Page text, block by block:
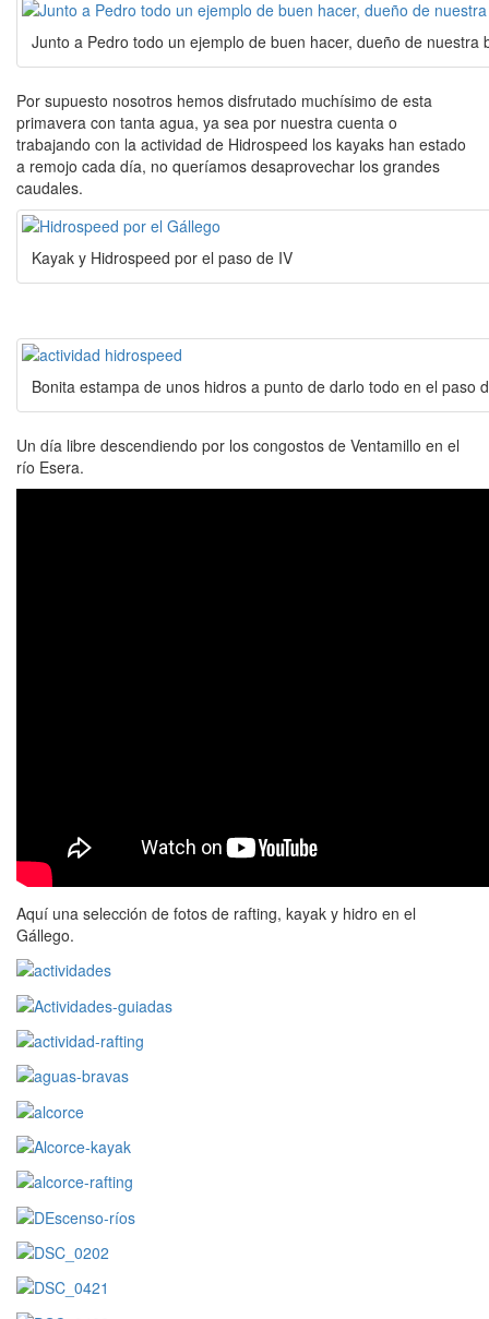
Junto a Pedro todo un ejemplo de buen hacer, dueño de
Por supuesto nosotros hemos disfrutado muchísimo de esta
primavera con tanta agua, ya sea por nuestra cuenta o
trabajando con la actividad de Hidrospeed los kayaks han estado
a remojo cada día, no queríamos desaprovechar los grandes
caudales.
Kayak y Hidrospeed por el paso de IV
Bonita estampa de unos hidros a punto de darlo todo en el paso
Un día libre descendiendo por los congostos de Ventamillo en el
río Esera.
Aquí una selección de fotos de rafting, kayak y hidro en el
Gállego.